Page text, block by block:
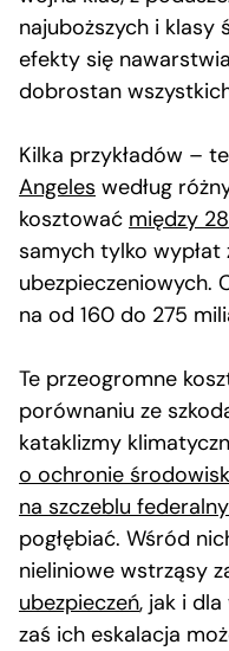
najuboższych i klasy
efekty się
dobrostan
Kilka przykładów –
Angeles według
kosztować między
samych tylko wypłat
ubezpieczeniowych.
na od 160 do 275
Te przeogromne
porównaniu ze
kataklizmy
o ochronie
na szczeblu
pogłębiać. Wśród
nieliniowe wstrząsy
ubezpieczeń, jak i
zaś ich eskalacja